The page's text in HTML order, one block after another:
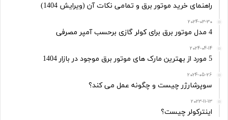
راهنمای خرید موتور برق و تمامی نکات آن (ویرایش 1404)
2024-03-30
4 مدل موتور برق برای کولر گازی برحسب آمپر مصرفی
2024-04-14
5 مورد از بهترین مارک های موتور برق موجود در بازار 1404
2024-05-26
سوپرشارژر چیست و چگونه عمل می کند؟
2023-11-13
اینترکولر چیست؟